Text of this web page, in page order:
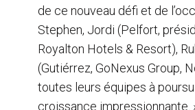
de ce nouveau défi et de
Stephen, Jordi (Pelfort,
Royalton Hotels & Resort),
(Gutiérrez, GoNexus Group,
toutes leurs équipes à
croissance impressionnante.